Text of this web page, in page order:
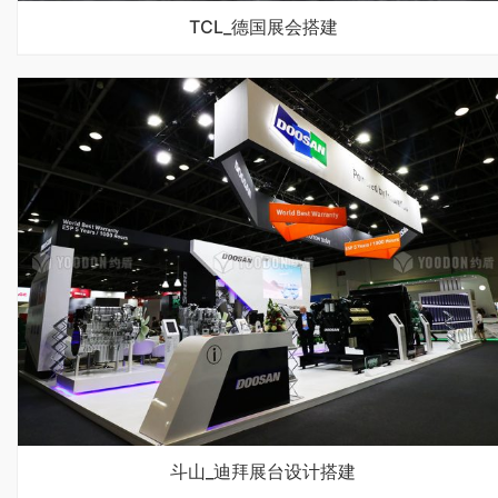
TCL_德国展会搭建
斗山_迪拜展台设计搭建